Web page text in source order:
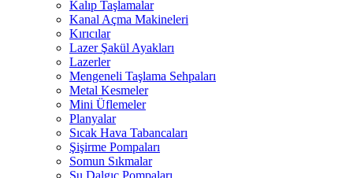
Kalıp Taşlamalar
Kanal Açma Makineleri
Kırıcılar
Lazer Şakül Ayakları
Lazerler
Mengeneli Taşlama Sehpaları
Metal Kesmeler
Mini Üflemeler
Planyalar
Sıcak Hava Tabancaları
Şişirme Pompaları
Somun Sıkmalar
Su Dalgıç Pompaları